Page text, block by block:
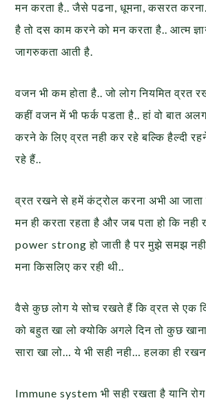
मन करता है.. जैसे पढना, धूमना, कसरत
है तो दस काम करने को मन करता है.. आत्म
जागरुकता आती है.
वजन भी कम होता है.. जो लोग नियमित व्रत
कहीं वजन में भी फर्क पडता है.. हां वो बात
करने के लिए व्रत नही कर रहे बल्कि हैल्दी
रहे हैं..
व्रत रखने से हमें कंट्रोल करना अभी आ जाता
मन ही करता रहता है और जब पता हो कि नही
power strong हो जाती है पर मुझे समझ नही
मना किसलिए कर रही थी..
वैसे कुछ लोग ये सोच रखते हैं कि व्रत से एक
को बहुत खा लो क्योकि अगले दिन तो कुछ
सारा खा लो… ये भी सही नही… हलका ही
Immune system भी सही रखता है यानि